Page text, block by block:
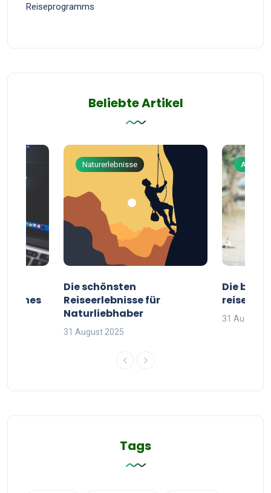
Reiseprogramms
Beliebte Artikel
deines
Naturerlebnisse
Die schönsten
Reiseerlebnisse für
Naturliebhaber
31 August 2025
Die
reisende
31 August
Tags